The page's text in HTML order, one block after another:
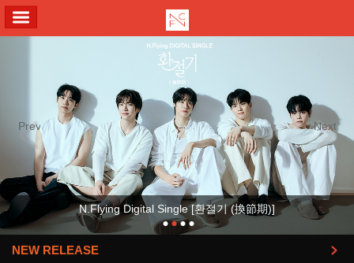
Previous Next
N.Flying Digital Single [환절기 (換節期)]
NEW RELEASE 더보기